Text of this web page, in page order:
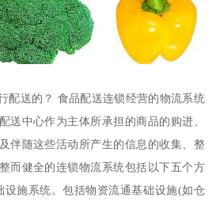
配送的？ 食品配送连锁经营的物流系统
送中心作为主体所承担的商品的购进、
伴随这些活动所产生的信息的收集、整
而健全的连锁物流系统包括以下五个方
施系统。包括物资流通基础设施(如仓